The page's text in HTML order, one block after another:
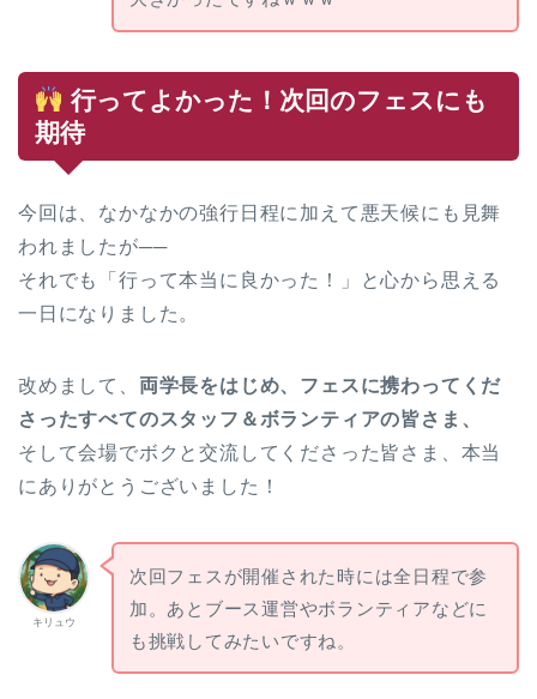
行ってよかった！次回のフェスにも
期待
今回は、なかなかの強行日程に加えて悪天候にも見舞
われましたが──
それでも「行って本当に良かった！」と心から思える
一日になりました。
改めまして、 両学長をはじめ、フェスに携わってくだ
さったすべてのスタッフ＆ボランティアの皆さま、
そして会場でボクと交流してくださった皆さま、本当
にありがとうございました！
キリュウ
次回フェスが開催された時には全日程で参
加。あとブース運営やボランティアなどに
も挑戦してみたいですね。